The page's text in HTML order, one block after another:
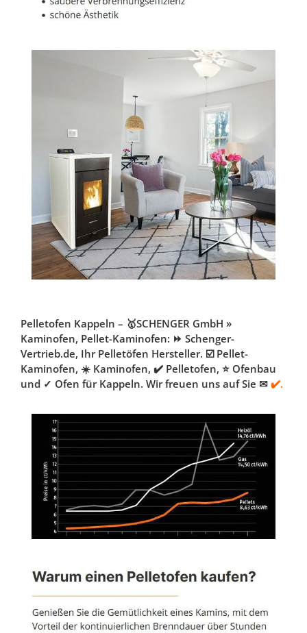
Pelletofen Kappeln – 🥇SCHENGER GmbH »
Kaminofen, Pellet-Kaminofen: ⏩ Schenger-
Vertrieb.de, Ihr Pelletöfen Hersteller. ☑️ Pellet-
Kaminofen, ☀️ Kaminofen, ✔️ Pelletofen, ⭐ Ofenbau
und ✓ Ofen für Kappeln. Wir freuen uns auf Sie ✉ ✔️.